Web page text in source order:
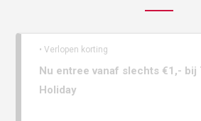
• Verlopen korting
Nu entree vanaf slechts €1,- bij
Holiday